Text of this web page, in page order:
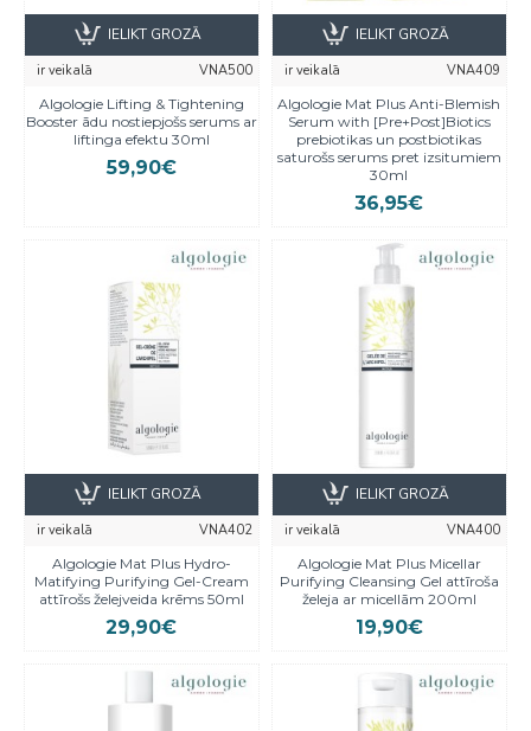
ir veikalā
VNA500
Algologie Lifting & Tightening
Booster ādu nostiepjošs serums ar
liftinga efektu 30ml
59,90€
IELIKT GROZĀ
ir veikalā
VNA409
Algologie Mat Plus Anti-Blemish
Serum with [Pre+Post]Biotics
prebiotikas un postbiotikas
saturošs serums pret izsitumiem
30ml
36,95€
IELIKT GROZĀ
ir veikalā
VNA402
Algologie Mat Plus Hydro-
Matifying Purifying Gel-Cream
attīrošs želejveida krēms 50ml
29,90€
IELIKT GROZĀ
ir veikalā
VNA400
Algologie Mat Plus Micellar
Purifying Cleansing Gel attīroša
želeja ar micellām 200ml
19,90€
IELIKT GROZĀ